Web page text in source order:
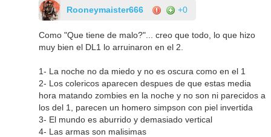
Rooneymaister666 +0
Como "Que tiene de malo?"... creo que todo, lo que hizo
muy bien el DL1 lo arruinaron en el 2.
1- La noche no da miedo y no es oscura como en el 1
2- Los colericos aparecen despues de que estas media
hora matando zombies en la noche y no son ni parecidos a
los del 1, parecen un homero simpson con piel invertida
3- El mundo es aburrido y demasiado vertical
4- Las armas son malisimas